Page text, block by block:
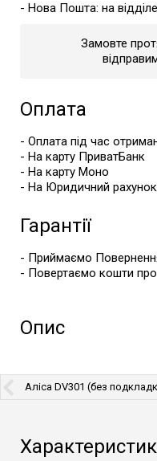
- Нова Пошта: на
Замовте
Оплата
- Оплата під час
- На карту ПриватБанк
- На карту Моно
- На Юридичний
Гарантії
- Приймаємо
- Повертаємо кошти
Опис
Аліса DV301 (без